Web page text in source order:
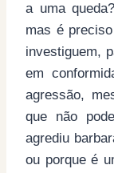
a uma
mas é
investiguem,
em
agressão,
que não
agrediu
ou porque é